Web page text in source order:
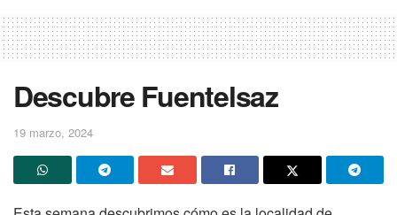
Descubre Fuentelsaz
19 marzo, 2024